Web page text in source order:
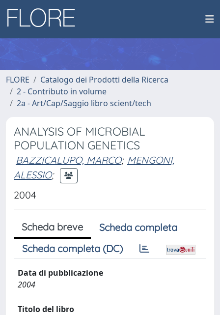
FLORE
Catalogo dei Prodotti della Ricerca
2 - Contributo in volume
2a - Art/Cap/Saggio libro scient/tech
ANALYSIS OF MICROBIAL
POPULATION GENETICS
BAZZICALUPO, MARCO; MENGONI,
ALESSIO;
2004
Scheda breve
Scheda completa
Scheda completa (DC)
Data di pubblicazione
2004
Titolo del libro